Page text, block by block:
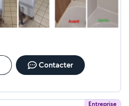
Contacter
Entreprise